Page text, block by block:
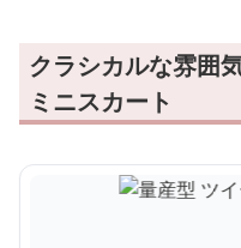
クラシカルな雰囲
ミニスカート